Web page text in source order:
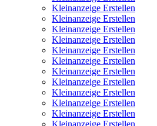
Kleinanzeige Erstellen
Kleinanzeige Erstellen
Kleinanzeige Erstellen
Kleinanzeige Erstellen
Kleinanzeige Erstellen
Kleinanzeige Erstellen
Kleinanzeige Erstellen
Kleinanzeige Erstellen
Kleinanzeige Erstellen
Kleinanzeige Erstellen
Kleinanzeige Erstellen
Kleinanzeige Erstellen